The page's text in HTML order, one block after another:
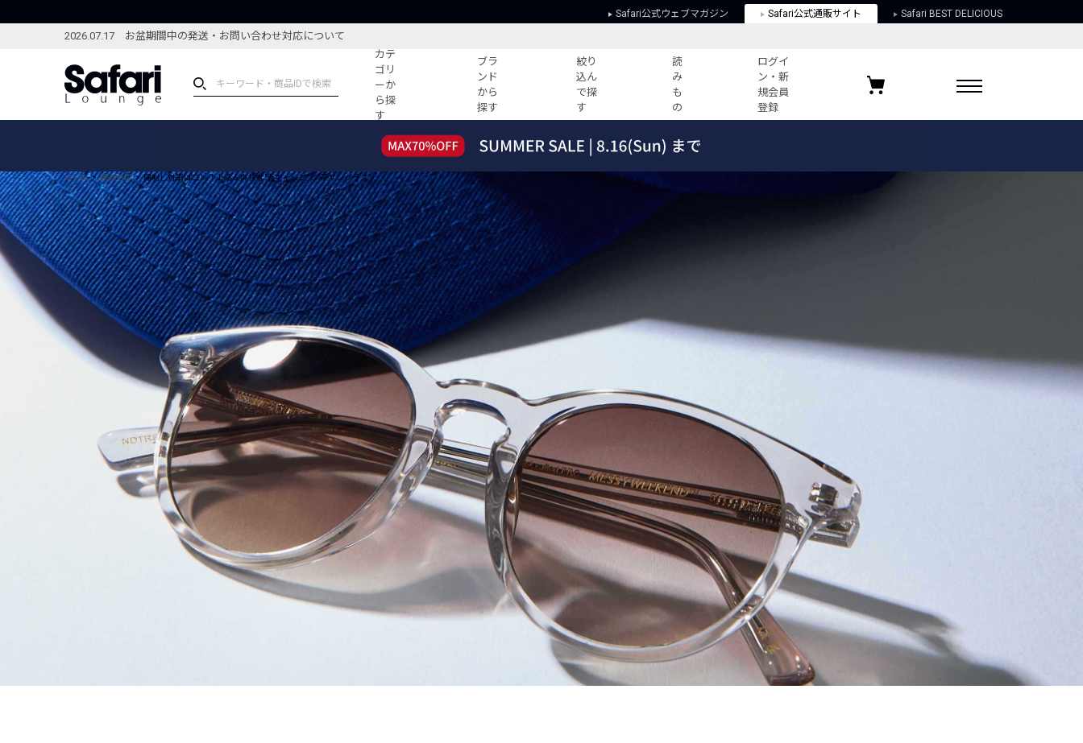
Safari公式ウェブマガジン Safari公式通販サイト Safari BEST DELICIOUS
2026.07.17 お盆期間中の発送・お問い合わせ対応について
カテ
ゴリ
ーか
ら探
す
ブラ
ンド
から
探す
絞り
込ん
で探
す
読
み
も
の
ログイ
ン・新
規会員
登録
ブランドから探す
絞り込んで探す
新着アイテム
編集部のおすすめアイテム
ランキング
雑誌・カタログ掲載アイテム
特集記事
コーディネート
編集部のおすすめコーディネート
すべての記事
2026年のイチオシTシャツ！
“WP”のイージーパンツを徹底解説&コ
ーデ紹介
HOTなコーデ TOP20
新ブランドご紹介！
人気記事ランキング
バイヤーズ レコメンド
ウィークリーコーデ
レコメンドアイテム
ピックアップアイテム
フォーカスブランド
セールおすすめアイテム
人気アイテム TOP 15
Club Safari
特定商取引に関する法律
お気に入りブランド
ホーム 読みもの 陽射し対策はコレ！上品＆爽快な"青キャップ"と"茶サングラス"